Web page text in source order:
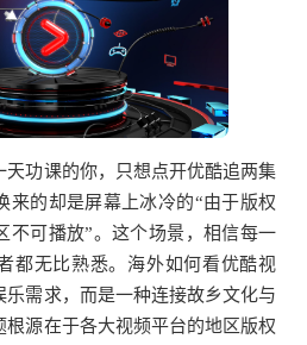
天功课的你，只想点开优酷追两集
来的却是屏幕上冰冷的“由于版权
不可播放”。这个场景，相信每一
都无比熟悉。海外如何看优酷视
乐需求，而是一种连接故乡文化与
根源在于各大视频平台的地区版权